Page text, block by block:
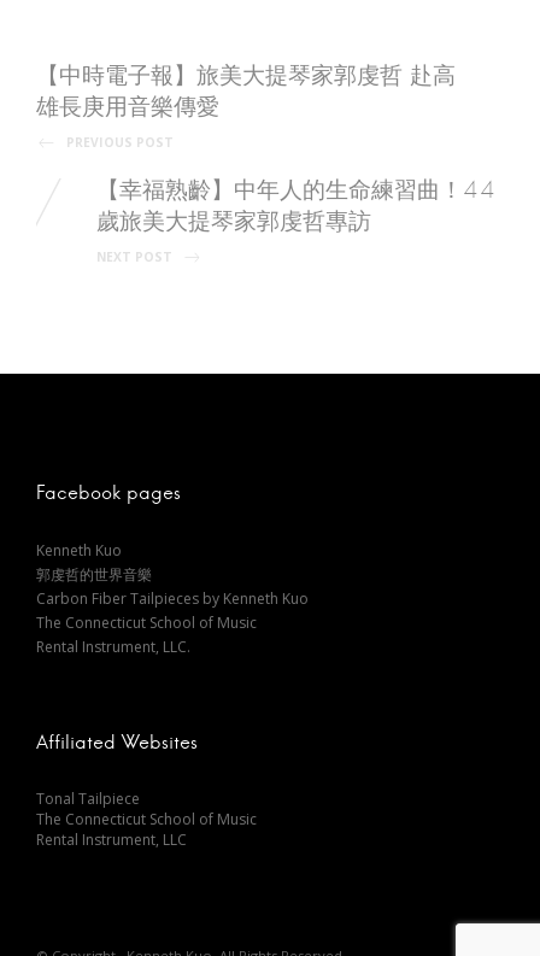
P
o
s
n
v
i
g
a
t
i
o
【中時電子報】旅美大提琴家郭虔哲 赴高
雄長庚用音樂傳愛
PREVIOUS POST
【幸福熟齡】中年人的生命練習曲！44
歲旅美大提琴家郭虔哲專訪
NEXT POST
Facebook pages
Kenneth Kuo
郭虔哲的世界音樂
Carbon Fiber Tailpieces by Kenneth Kuo
The Connecticut School of Music
Rental Instrument, LLC.
Affiliated Websites
Tonal Tailpiece
The Connecticut School of Music
Rental Instrument, LLC